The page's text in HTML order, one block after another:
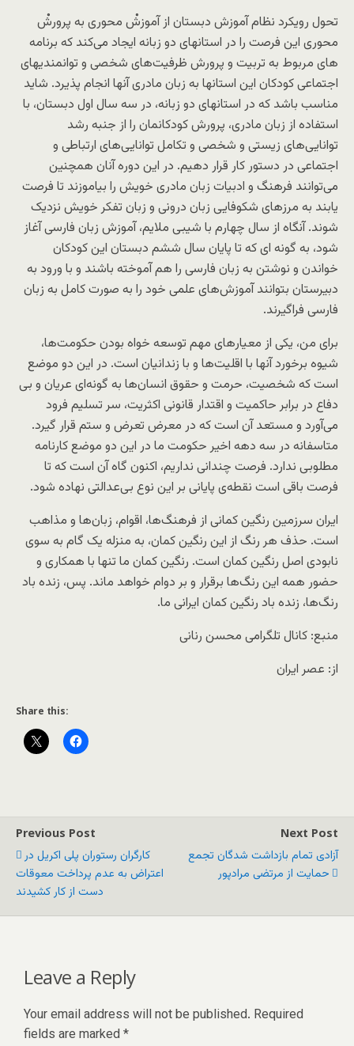
تحول رویکرد نظام آموزش دبستان از آموزشْ محوری به پرورشْ
محوری این فرصت را در استانهای دو زبانه ایجاد می‌کند که برنامه
های مربوط به تربیت و پرورش ظرفیت‌های شخصی و توانمندیهای
اجتماعی کودکان این استانها به زبان مادری آنها انجام پذیرد. شاید
مناسب باشد که در استانهای دو زبانه، در سه سال اول دبستان،‌ با
استفاده از زبان مادری، پرورش کودکانمان را از جنبه رشد
توانایی‌های زیستی و شخصی و تکامل توانایی‌های ارتباطی و
اجتماعی در دستور کار قرار دهیم. در این دوره آنان همچنین
می‌توانند‌ فرهنگ و ادبیات زبان مادری خویش را بیاموزند تا فرصت
یابند به مرزهای شکوفایی زبان درونی و زبان تفکر خویش نزدیک
شوند. آنگاه از سال چهارم با شیبی ملایم، آموزش زبان فارسی آغاز
شود، به گونه ای که تا پایان سال ششم دبستان این کودکان
خواندن و نوشتن به زبان فارسی را هم آموخته باشند و با ورود به
دبیرستان بتوانند آموزش‌های علمی خود را به صورت کامل به زبان
فارسی فراگیرند.
برای من، یکی از معیارهای مهم توسعه خواه بودن حکومت‌ها،
شیوه برخورد آنها با اقلیت‌ها و با زندانیان است. در این دو موضع
است که شخصیت، حرمت و حقوق انسان‌ها به گونه‌ای عریان و بی
دفاع در برابر حاکمیت و اقتدار قانونی اکثریت، سر تسلیم فرود
می‌آورد و مستعد آن است که در معرض تعرض و ستم قرار گیرد.
متاسفانه در سه دهه اخیر حکومت ما در این دو موضع کارنامه
مطلوبی ندارد. فرصت چندانی نداریم، اکنون گاه آن است که تا
فرصت باقی است نقطه‌ی پایانی بر این نوع بی‌عدالتی نهاده شود.
ایران سرزمین رنگین کمانی از فرهنگ‌ها، اقوام، زبان‌ها و مذاهب
است. حذف هر رنگ از این رنگین کمان، به منزله یک گام به سوی
نابودی اصل رنگین کمان است. رنگین کمان ما تنها با همکاری و
حضور همه این رنگ‌ها برقرار و بر دوام خواهد ماند. پس، زنده باد
رنگ‌ها، زنده باد رنگین کمان ایرانی ما.
منبع: کانال تلگرامی محسن رنانی
از: عصر ایران
Share this:
Previous Post
کارگران رستوران پلی اکریل در
اعتراض به عدم پرداخت معوقات
دست از کار کشیدند
Next Post
آزادی تمام بازداشت شدگان تجمع
حمایت از مرتضی مرادپور
Leave a Reply
Your email address will not be published. Required
fields are marked *